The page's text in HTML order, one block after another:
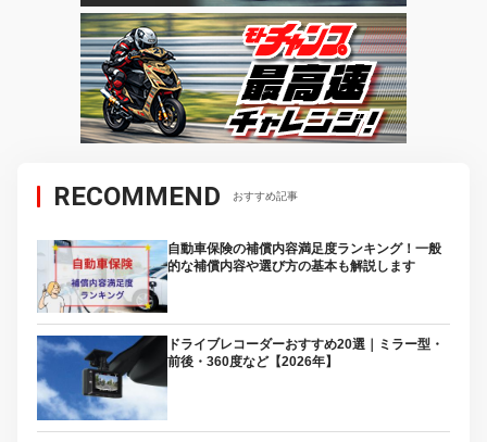
RECOMMEND おすすめ記事
自動車保険の補償内容満足度ランキング！一般
的な補償内容や選び方の基本も解説します
ドライブレコーダーおすすめ20選｜ミラー型・
前後・360度など【2026年】